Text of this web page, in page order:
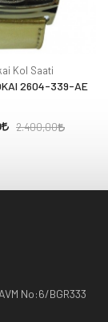
Kol Saati
2604-339-AE
2.400,00
No:6/BGR333